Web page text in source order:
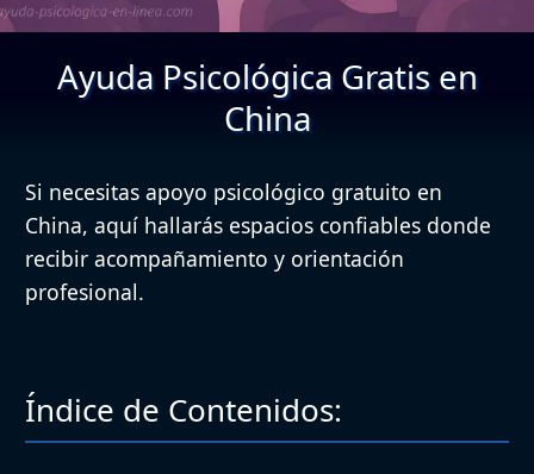
Ayuda Psicológica Gratis en
China
Si necesitas apoyo psicológico gratuito en
China, aquí hallarás espacios confiables donde
recibir acompañamiento y orientación
profesional.
Índice de Contenidos: